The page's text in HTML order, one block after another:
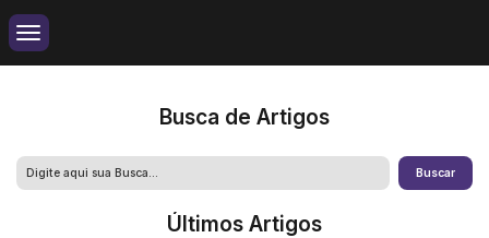
Busca de Artigos
Últimos Artigos